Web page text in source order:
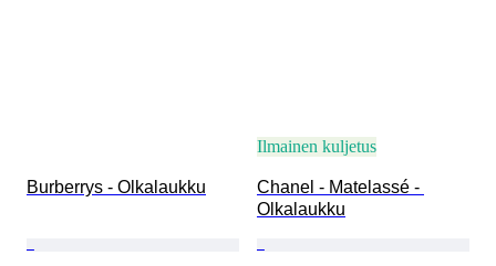
Burberrys - Olkalaukku
Ilmainen kuljetus
Chanel - Matelassé -
Olkalaukku